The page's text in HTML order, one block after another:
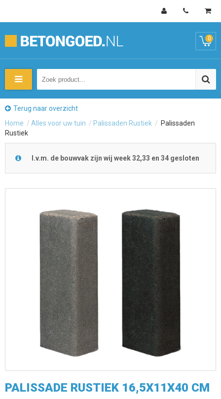
0
Terug naar overzicht
Home / Alles voor uw tuin / Palissaden Rustiek / Palissaden
Rustiek
I.v.m. de bouwvak zijn wij week 32,33 en 34 gesloten
PALISSADE RUSTIEK 16,5X11X40 CM